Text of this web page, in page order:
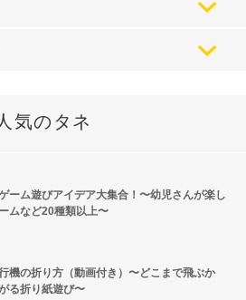
気のタネ
ーム遊びアイデア大集合！〜幼児さんが楽し
ムなど20種類以上〜
機の折り方（動画付き）〜どこまで飛ぶか
る折り紙遊び〜